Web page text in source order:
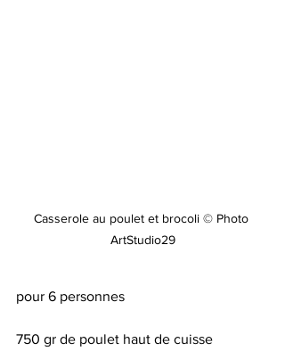
Casserole au poulet et brocoli © Photo
ArtStudio29
pour 6 personnes
750 gr de poulet haut de cuisse